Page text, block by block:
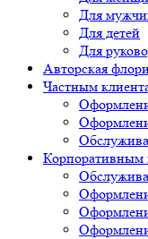
Для
Для детей
Для
Авторская
Частным
Корпоративным